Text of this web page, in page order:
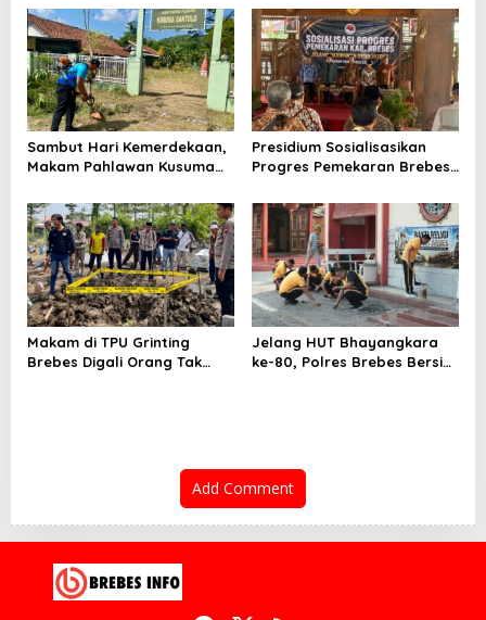
Tembus 10,2 Ton per Hektare
Telan Korban, Innova
Hantam Pohon di
Bantarkawung
Sambut Hari Kemerdekaan,
Makam Pahlawan Kusuma
Dibersihkan
Presidium Sosialisasikan
Progres Pemekaran Brebes
Pansus DPRD Jateng Jadi
Tahap Berikutnya
Makam di TPU Grinting
Brebes Digali Orang Tak
Jelang HUT Bhayangkara
ke-80, Polres Brebes Bersih-
Add Comment